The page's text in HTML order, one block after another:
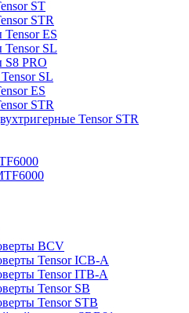
ST
STR
ES
Tensor SL
S8 PRO
SL
ES
STR
Tensor STR
BCV
Tensor ICB-A
Tensor ITB-A
Tensor SB
Tensor STB